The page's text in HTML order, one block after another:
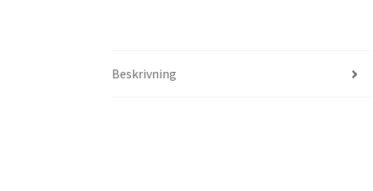
Beskrivning